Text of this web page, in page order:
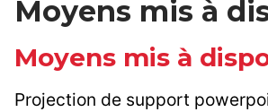
Moyens mis à
Moyens mis à
Projection de support